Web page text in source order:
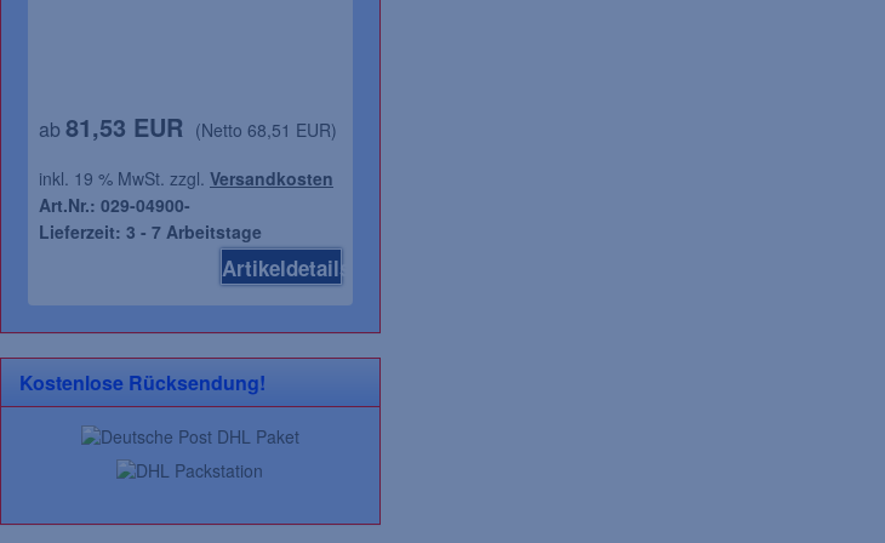
ab 81,53 EUR (Netto 68,51 EUR)
inkl. 19 % MwSt. zzgl. Versandkosten
Art.Nr.: 029-04900-
Lieferzeit: 3 - 7 Arbeitstage
Artikeldetails
Kostenlose Rücksendung!